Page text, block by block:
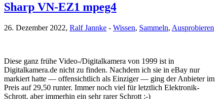
Sharp VN-EZ1 mpeg4
26. Dezember 2022, Ralf Jannke - Wissen, Sammeln, Ausprobieren
Diese ganz frühe Video-/Digitalkamera von 1999 ist in
Digitalkamera.de nicht zu finden. Nachdem ich sie in eBay nur
markiert hatte — offensichtlich als Einziger — ging der Anbieter im
Preis auf 29,50 runter. Immer noch viel für letztlich Elektronik-
Schrott, aber immerhin ein sehr rarer Schrott ;-)